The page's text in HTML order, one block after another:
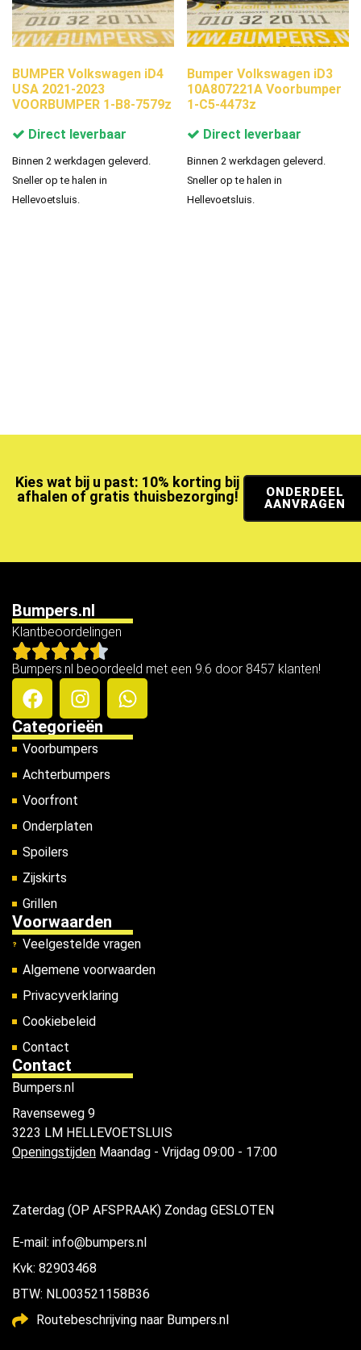
BUMPER Volkswagen iD4
USA 2021-2023
VOORBUMPER 1-B8-7579z
Direct leverbaar
Binnen 2 werkdagen geleverd.
Sneller op te halen in
Hellevoetsluis.
Bumper Volkswagen iD3
10A807221A Voorbumper
1-C5-4473z
Direct leverbaar
Binnen 2 werkdagen geleverd.
Sneller op te halen in
Hellevoetsluis.
Kies wat bij u past: 10% korting bij
afhalen of gratis thuisbezorging!
ONDERDEEL
AANVRAGEN
Bumpers.nl
Klantbeoordelingen
Bumpers.nl beoordeeld met een 9.6 door 8457 klanten!
Categorieën
Voorbumpers
Achterbumpers
Voorfront
Onderplaten
Spoilers
Zijskirts
Grillen
Voorwaarden
Veelgestelde vragen
Algemene voorwaarden
Privacyverklaring
Cookiebeleid
Contact
Contact
Bumpers.nl
Ravenseweg 9
3223 LM HELLEVOETSLUIS
Openingstijden Maandag - Vrijdag 09:00 - 17:00
Zaterdag (OP AFSPRAAK) Zondag GESLOTEN
E-mail: info@bumpers.nl
Kvk: 82903468
BTW: NL003521158B36
Routebeschrijving naar Bumpers.nl